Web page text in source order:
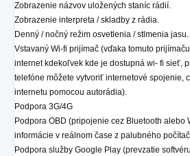
Zobrazenie názvov uložených staníc rádií.
Zobrazenie interpreta / skladby z rádia.
Denný / nočný režim osvetlenia / stlmenia jasu.
Vstavaný Wi-fi prijímač (vďaka tomuto
internet kdekoľvek kde je dostupná wi- fi sieť,
telefóne môžete vytvoriť internetové spojenie,
internetu pomocou autorádia).
Podpora 3G/4G
Podpora OBD (pripojenie cez Bluetooth alebo
informácie v reálnom čase z palubného
Podpora služby Google Play (prevzatie